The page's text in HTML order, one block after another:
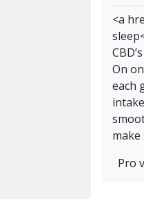
<a
On
each
Pro